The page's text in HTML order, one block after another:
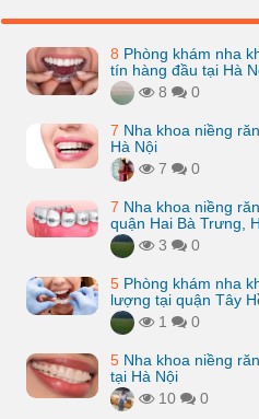
8 Phòng khám nha
tín hàng đầu tại Hà
8
0
7 Nha khoa niềng
Hà Nội
7
0
7 Nha khoa niềng
quận Hai Bà Trưng,
3
0
5 Phòng khám nha
lượng tại quận Tây
1
0
5 Nha khoa niềng
tại Hà Nội
10
0